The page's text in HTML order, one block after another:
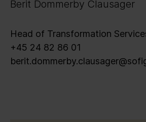
Berit Dommerby Clausager
Head of Transformation
+45 24 82 86 01